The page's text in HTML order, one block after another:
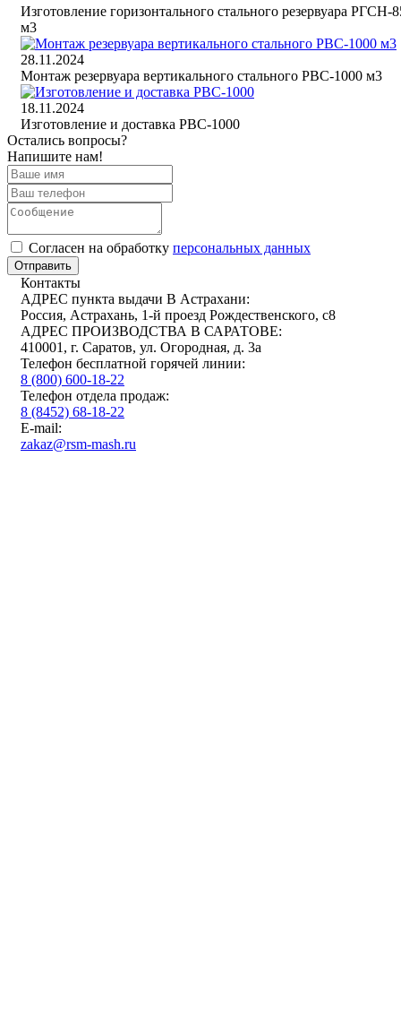
Изготовление горизонтального стального резервуара РГСН-
м3
28.11.2024
Монтаж резервуара вертикального стального РВС-1000 м3
18.11.2024
Изготовление и доставка РВС-1000
Остались вопросы?
Напишите нам!
Cогласен на обработку персональных данных
Отправить
Контакты
АДРЕС пункта выдачи В Астрахани:
Россия, Астрахань, 1-й проезд Рождественского, с8
АДРЕС ПРОИЗВОДСТВА В САРАТОВЕ:
410001, г. Саратов, ул. Огородная, д. 3а
Телефон бесплатной горячей линии:
8 (800) 600-18-22
Телефон отдела продаж:
8 (8452) 68-18-22
E-mail:
zakaz@rsm-mash.ru